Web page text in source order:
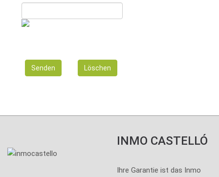
INMO CASTELLÓ
Ihre Garantie ist das Inmo